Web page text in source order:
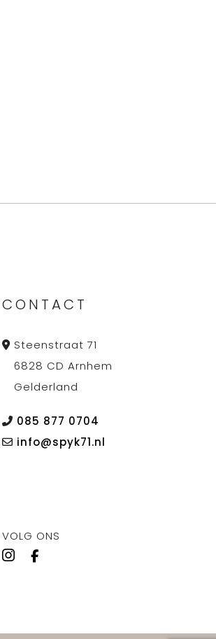
CONTACT
Steenstraat 71
6828 CD Arnhem
Gelderland
085 877 0704
info@spyk71.nl
VOLG ONS